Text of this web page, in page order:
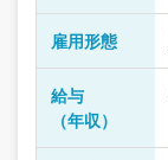
雇用形態
給与
（年収）